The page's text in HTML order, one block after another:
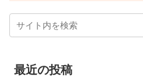
最近の投稿